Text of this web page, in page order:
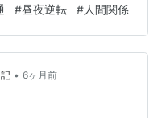
めです。 頑張りに反し
事への意欲を低下させ
体力的な負担が大きく
与という形で反映され
くなります。 このほ
#昼夜逆転 #人間関係
• 6ヶ月前